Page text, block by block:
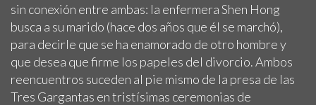
sin conexión entre ambas: la enfermera Shen Hong
busca a su marido (hace dos años que él se marchó),
para decirle que se ha enamorado de otro hombre y
que desea que firme los papeles del divorcio. Ambos
reencuentros suceden al pie mismo de la presa de las
Tres Gargantas en tristísimas ceremonias de